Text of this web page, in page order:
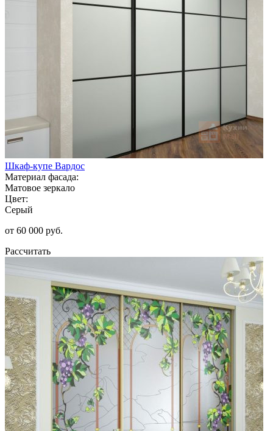
Шкаф-купе Вардос
Материал фасада:
Матовое зеркало
Цвет:
Серый
от 60 000 руб.
Рассчитать